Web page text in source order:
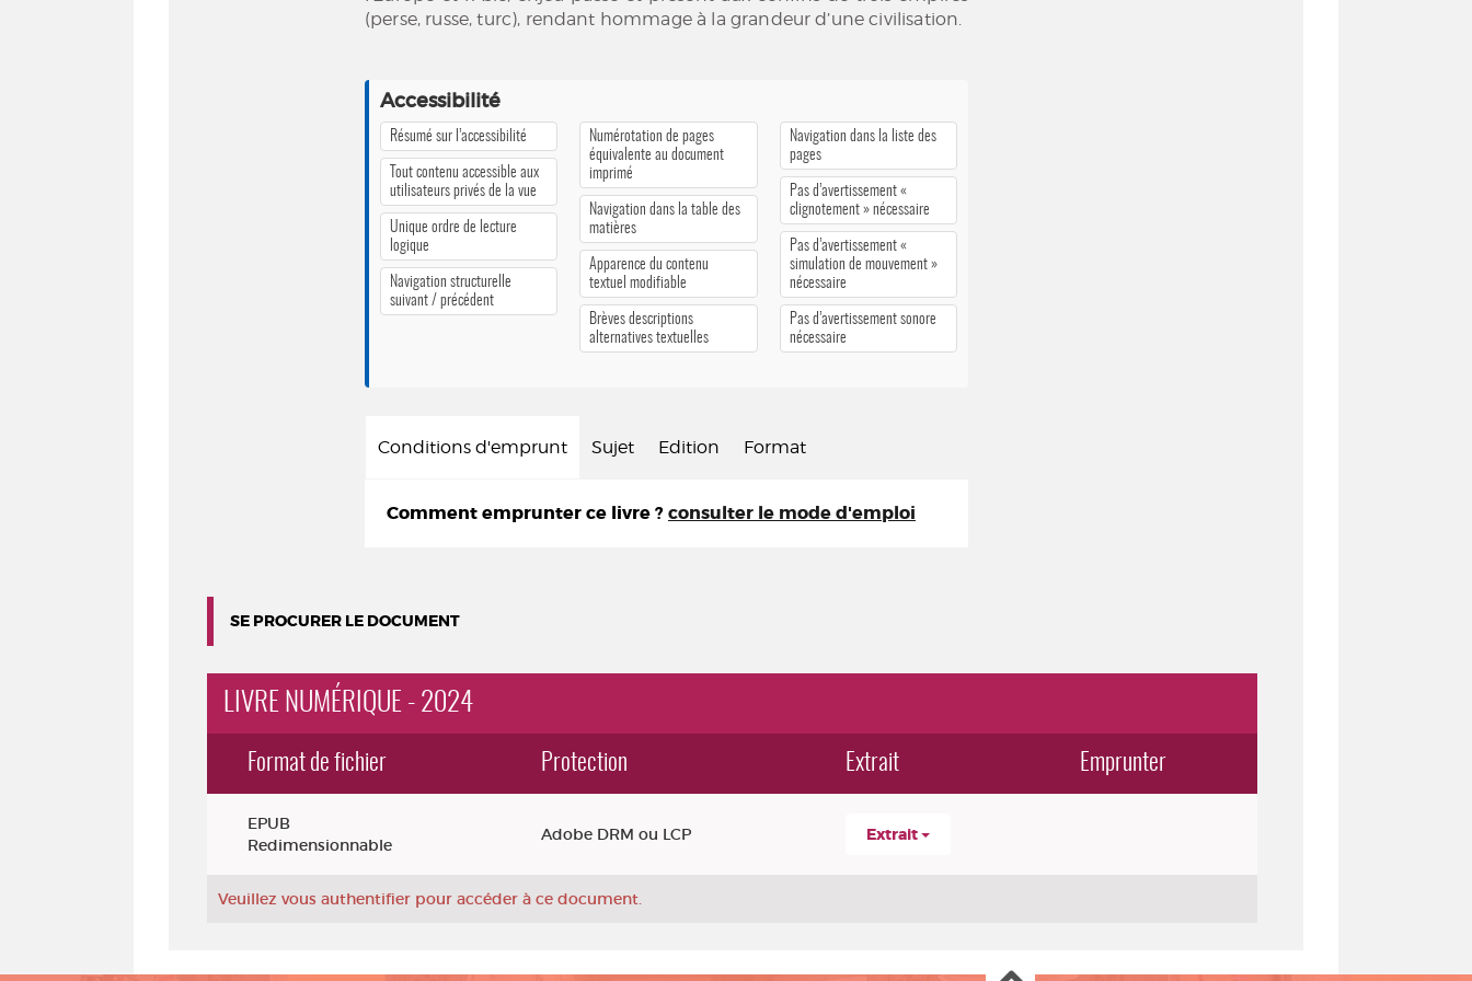
(perse, russe, turc), rendant hommage à la grandeur d’une civilisation.
Accessibilité
Résumé sur l’accessibilité
Tout contenu accessible aux
utilisateurs privés de la vue
Unique ordre de lecture
logique
Navigation structurelle
suivant / précédent
Numérotation de pages
équivalente au document
imprimé
Navigation dans la table des
matières
Apparence du contenu
textuel modifiable
Brèves descriptions
alternatives textuelles
Navigation dans la liste des
pages
Pas d’avertissement «
clignotement » nécessaire
Pas d’avertissement «
simulation de mouvement »
nécessaire
Pas d’avertissement sonore
nécessaire
Conditions d'emprunt Sujet Edition Format
Comment emprunter ce livre ? consulter le mode d'emploi
SE PROCURER LE DOCUMENT
LIVRE NUMÉRIQUE - 2024
Format de fichier Protection Extrait Emprunter
EPUB
Redimensionnable
Adobe DRM ou LCP Extrait
Veuillez vous authentifier pour accéder à ce document.